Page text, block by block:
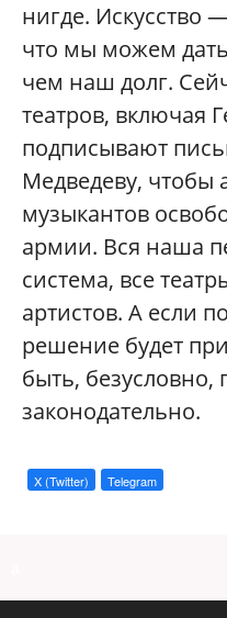
нигде. Искусство
что мы можем
чем наш долг.
театров, включая
подписывают
Медведеву, чтобы
музыкантов
армии. Вся наша
система, все
артистов. А если
решение будет
быть, безусловно,
законодательно.
X (Twitter) Telegram